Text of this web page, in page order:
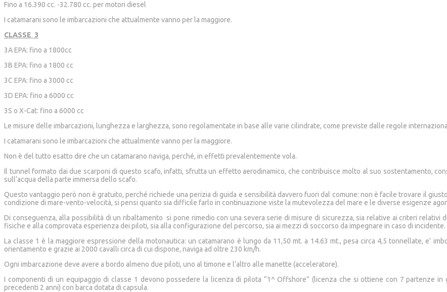
Fino a 16.390 cc. -32.780 cc. per motori diesel
I catamarani sono le imbarcazioni che attualmente vanno per la maggiore.
CLASSE 3
3A EPA: fino a 1800cc
3B EPA: fino a 1800 cc
3C EPA: fino a 3000 cc
3D EPA: fino a 6000 cc
3S o X-Cat: fino a 6000 cc
Le misure delle imbarcazioni, lunghezza e larghezza, sono regolamentate in base alle varie cilindrate, come previste dalle regole
I catamarani sono le imbarcazioni che attualmente vanno per la maggiore.
Non è del tutto esatto dire che un catamarano naviga, perché, in effetti prevalentemente vola.
Il tunnel formato dai due scarponi di questo scafo, infatti, sfrutta un effetto aerodinamico, che contribuisce molto al suo sostentamento,
sull’acqua della parte immersa dello scafo.
Questo vantaggio però non è gratuito, perché richiede una perizia di guida e sensibilità davvero fuori dal comune: non è facile trovare il
condizione di mare-vento-velocità, si pensi quanto sia difficile farlo in continuazione viste la mutevolezza del mare e le diverse esigenze
Di conseguenza, alla possibilità di un ribaltamento si pone rimedio con una severa serie di misure di sicurezza, sia relative ai criteri relativi
fisiche e alla comprovata esperienza dei piloti, sia alla configurazione del percorso, sia ai mezzi di soccorso da impegnare in caso di incidente.
La classe 1 è la maggiore espressione della motonautica: un catamarano è lungo da 11,50 mt. a 14.63 mt., pesa circa 4,5 tonnellate, e’
orientamento e grazie ai 2000 cavalli circa di cui dispone, naviga ad oltre 230 km/h.
Ogni imbarcazione deve avere a bordo almeno due piloti, uno al timone e l’altro alle manette (acceleratore).
I componenti di un equipaggio di classe 1 devono possedere la licenza di pilota “1^ Offshore” (licenza che si ottiene con 7 partenze
precedenti 2 anni) con barca dotata di capsula.